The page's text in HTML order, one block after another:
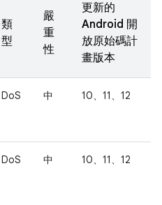
類
型
嚴
重
性
更新的
Android 開
放原始碼計
畫版本
DoS 中 10、11、12
DoS 中 10、11、12